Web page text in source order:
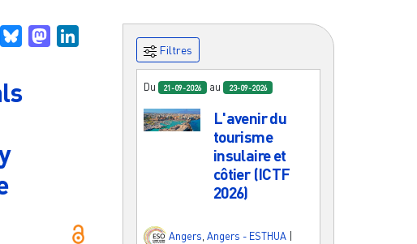
BlueskyMastodon
Filtres
Du 21-09-2026 au 23-09-2026
L'avenir du
tourisme
insulaire et
côtier (ICTF
2026)
Angers Angers - ESTHUA